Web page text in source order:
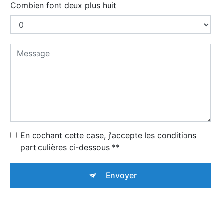
Combien font deux plus huit
En cochant cette case, j'accepte les conditions
particulières ci-dessous **
Envoyer